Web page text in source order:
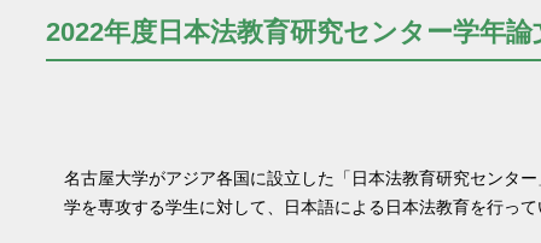
2022年度日本法教育研究センター学年論
名古屋大学がアジア各国に設立した「日本法教育研究センタ
学を専攻する学生に対して、日本語による日本法教育を行っ